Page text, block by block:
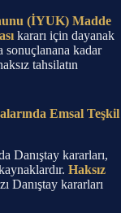
(İYUK) Madde
kararı için dayanak
sonuçlanana kadar
tahsilatın
Emsal Teşkil
Danıştay kararları,
Haksız
Danıştay kararları